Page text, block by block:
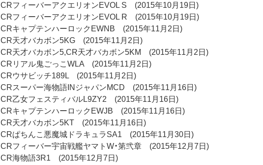
CRフィーバーアクエリオンEVOL S (2015年10月19日)
CRフィーバーアクエリオンEVOL R (2015年10月19日)
CRキャプテンハーロックEWNB (2015年11月2日)
CR天才バカボン5KG (2015年11月2日)
CR天才バカボン5,CR天才バカボン5KM (2015年11月2日)
CRリアル鬼ごっこWLA (2015年11月2日)
CRウサビッチ189L (2015年11月2日)
CRスーパー海物語INジャパンMCD (2015年11月16日)
CR乙女フェスティバルL9ZY2 (2015年11月16日)
CRキャプテンハーロックEWJB (2015年11月16日)
CR天才バカボン5KT (2015年11月16日)
CRぱちんこ悪魔城ドラキュラSA1 (2015年11月30日)
CRフィーバー宇宙戦艦ヤマトW・第弐章 (2015年12月7日)
CR海物語3R1 (2015年12月7日)